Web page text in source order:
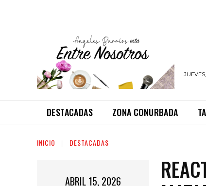
DESTACADAS ZONA CONURBADA
INICIO DESTACADAS
ABRIL 15, 2026